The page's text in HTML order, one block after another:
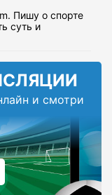
Пишу о спорте
суть и
и смотри